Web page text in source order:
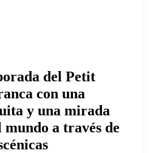
del Petit
con una
y una mirada
a través de